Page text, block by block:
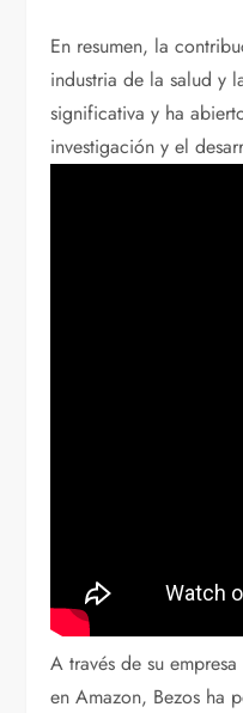
En resumen, la
industria de la salud y
significativa y ha
investigación y el
A través de su
en Amazon, Bezos ha